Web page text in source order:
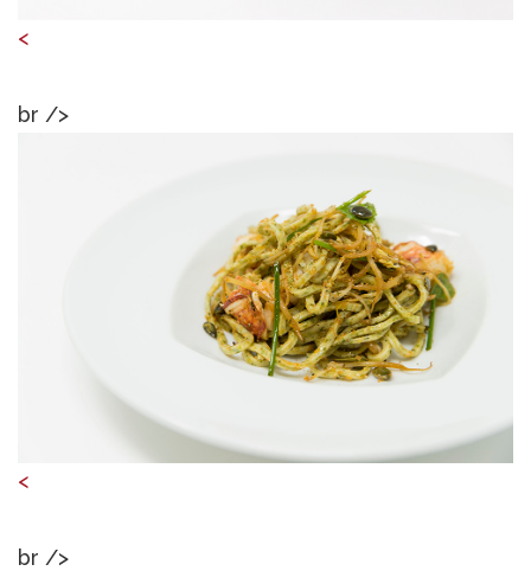
<
br />
<
br />